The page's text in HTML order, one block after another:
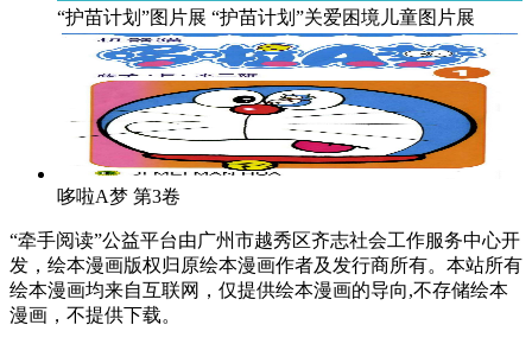
“护苗计划”图片展 “护苗计划”关爱困境儿童图片展
哆啦A梦 第3卷
“牵手阅读”公益平台由广州市越秀区齐志社会工作服务中心开
发，绘本漫画版权归原绘本漫画作者及发行商所有。本站所有
绘本漫画均来自互联网，仅提供绘本漫画的导向,不存储绘本
漫画，不提供下载。